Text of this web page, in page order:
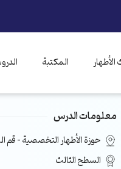
المكتبة
معلومات الدرس
حوزة الأطهار التخصصية – قم
السطح الثالث